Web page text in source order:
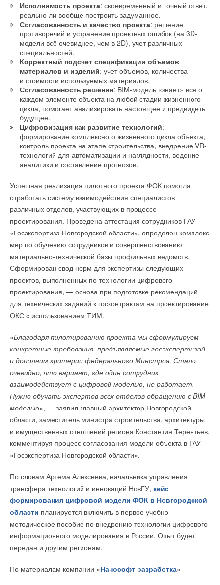
Исполнимость проекта: своевременный и точный ответ,
реально ли вообще построить задуманное.
Согласованность и качество проекта: решение
противоречий и устранение проектных ошибок (на 3D-
модели всё очевиднее, чем в 2D), учет различных
специальностей.
Корректный подсчет спецификации объемов
материалов и изделий: учет объемов, количества
и стоимости используемых материалов.
Согласованность решения: BIM-модель «знает» всё о
каждом элементе объекта на любой стадии жизненного
цикла, помогает анализировать настоящее и предвидеть
будущее.
Цифровизация как развитие технологий:
формирование комплексного жизненного цикла объекта,
контроль проекта на этапе строительства, внедрение VR-
технологий для автоматизации и наглядности, ведение
аналитики и составление прогнозов.
Успешная реализация пилотного проекта ФОК помогла
отработать систему взаимодействия специалистов
различных отделов, участвующих в процессе
проектирования. Проведена аттестация сотрудников ГАУ
«Госэкспертиза Новгородской области», определен комплекс
мер по обучению сотрудников и совершенствованию
материально-технической базы профильных ведомств.
Сформирован свод норм для экспертизы следующих
проектов, выполненных по технологии цифрового
проектирования, — основа при подготовке рекомендаций
для технических заданий к госконтрактам на проектирование
ОКС с использованием ТИМ.
«Благодаря пилотированию проекта мы сформулируем
конкретные требования, предъявляемые госэкспертизой,
и дополним критерии федерального Минстроя. Стало
очевидно, что вариант, где один сотрудник
взаимодействует с цифровой моделью, не работает.
Нужно обучать экспертов всех отделов обращению с BIM-
моделью», — заявил главный архитектор Новгородской
области, заместитель министра строительства, архитектуры
и имущественных отношений региона Константин Терентьев,
комментируя процесс согласования модели объекта в ГАУ
«Госэкспертиза Новгородской области».
По словам Артема Алексеева, начальника управления
трансфера технологий и инноваций НовГУ, кейс
формирования цифровой модели ФОК в Новгородской
области планируется включить в первое учебно-
методическое пособие по внедрению технологии цифрового
информационного моделирования в России. Опыт будет
передан и другим регионам.
По материалам компании «Нанософт разработка»